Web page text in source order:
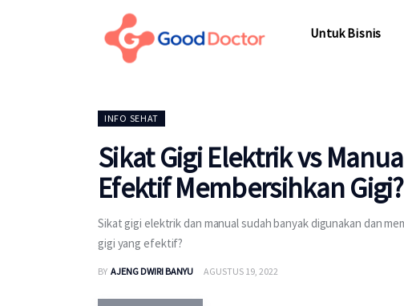
Untuk Bisnis
INFO SEHAT
Sikat Gigi Elektrik vs
Efektif Membersihkan Gigi?
Sikat gigi elektrik dan manual sudah banyak digunakan dan
gigi yang efektif?
BY AJENG DWIRI BANYU AGUSTUS 19, 2022